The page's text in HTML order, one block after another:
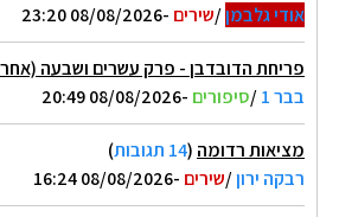
אודי גלבמן/שירים -08/08/2026 23:20
פריחת הדובדבן - פרק עשרים ושבעה
בבר 1
/סיפורים -08/08/2026 20:49
מציאות רדומה (14 תגובות
)
רבקה ירון/שירים -08/08/2026 16:24